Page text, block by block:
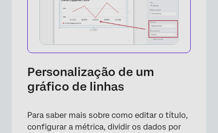
Personalização de um
gráfico de linhas
Para saber mais sobre como editar o título,
configurar a métrica, dividir os dados por